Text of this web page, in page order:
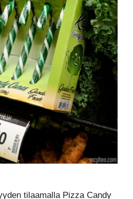
tilaamalla Pizza Candy